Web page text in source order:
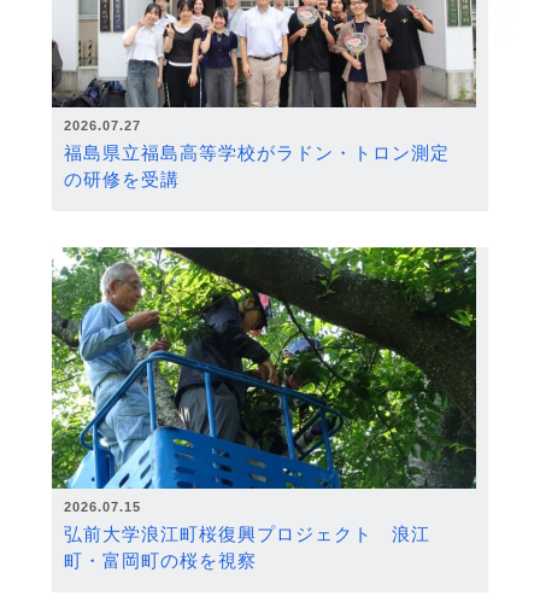
2026.07.27
福島県立福島高等学校がラドン・トロン測定
の研修を受講
2026.07.15
弘前大学浪江町桜復興プロジェクト 浪江
町・富岡町の桜を視察